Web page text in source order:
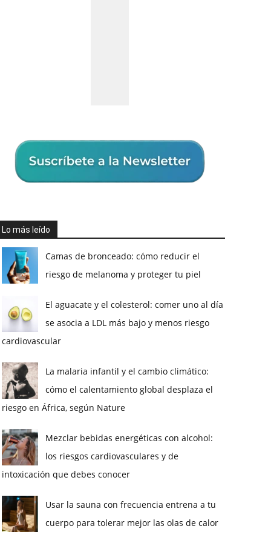
Lo más leído
Camas de bronceado: cómo reducir el
riesgo de melanoma y proteger tu piel
El aguacate y el colesterol: comer uno al día
se asocia a LDL más bajo y menos riesgo
cardiovascular
La malaria infantil y el cambio climático:
cómo el calentamiento global desplaza el
riesgo en África, según Nature
Mezclar bebidas energéticas con alcohol:
los riesgos cardiovasculares y de
intoxicación que debes conocer
Usar la sauna con frecuencia entrena a tu
cuerpo para tolerar mejor las olas de calor